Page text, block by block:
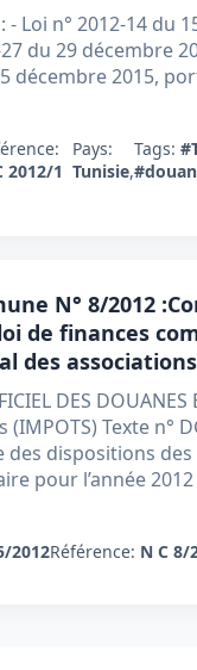
Loi n° 2012-14 du
du 29 décembre
décembre 2015,
2012/1
Pays:
Tunisie,
Tags:
N° 8/2012
de finances
des
DES
Texte n°
des dispositions
pour l’année
2012Référence: N C 8/